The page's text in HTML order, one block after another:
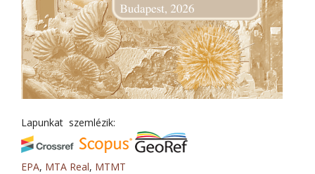
Lapunkat szemlézik:
EPA, MTA Real, MTMT